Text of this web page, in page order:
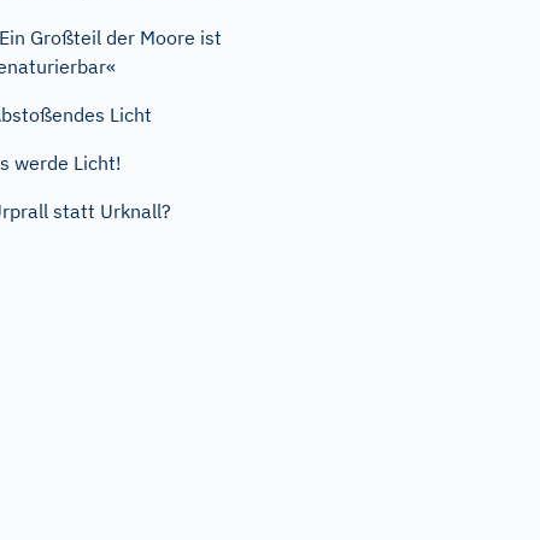
Großteil der Moore ist
Licht
werde Licht!
statt Urknall?